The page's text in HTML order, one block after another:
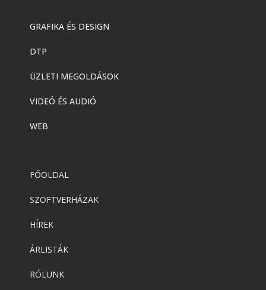
GRAFIKA ÉS DESIGN
DTP
ÜZLETI MEGOLDÁSOK
VIDEÓ ÉS AUDIÓ
WEB
FŐOLDAL
SZOFTVERHÁZAK
HÍREK
ÁRLISTÁK
RÓLUNK